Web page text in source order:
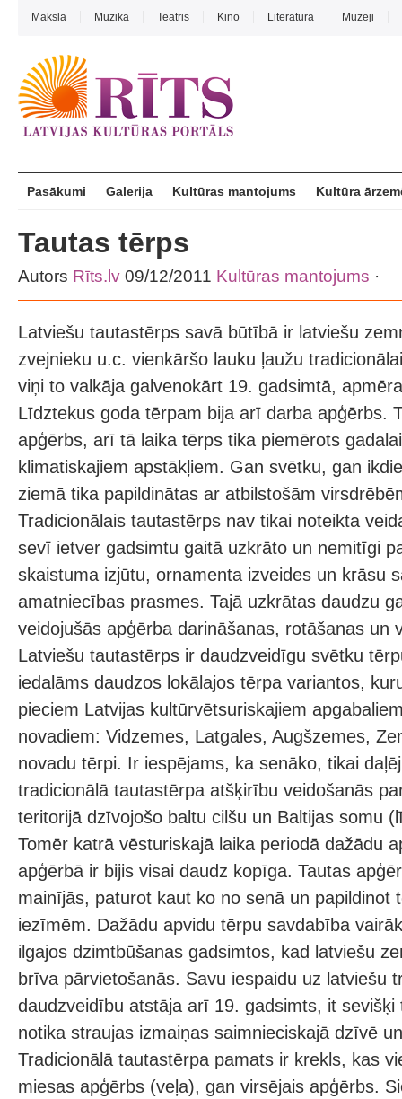
Māksla Mūzika Teātris Kino Literatūra Muzeji
Pasākumi Galerija Kultūras mantojums Kultūra
Tautas tērps
Autors Rīts.lv 09/12/2011 Kultūras mantojums ·
Latviešu tautastērps savā būtībā ir latviešu
zvejnieku u.c. vienkāršo lauku ļaužu
viņi to valkāja galvenokārt 19. gadsimtā,
Līdztekus goda tērpam bija arī darba apģērbs.
apģērbs, arī tā laika tērps tika piemērots
klimatiskajiem apstākļiem. Gan svētku, gan
ziemā tika papildinātas ar atbilstošām
Tradicionālais tautastērps nav tikai noteikta
sevī ietver gadsimtu gaitā uzkrāto un nemitīgi
skaistuma izjūtu, ornamenta izveides un krāsu
amatniecības prasmes. Tajā uzkrātas daudzu
veidojušās apģērba darināšanas, rotāšanas un
Latviešu tautastērps ir daudzveidīgu svētku
iedalāms daudzos lokālajos tērpa variantos,
pieciem Latvijas kultūrvētsuriskajiem
novadiem: Vidzemes, Latgales, Augšzemes,
novadu tērpi. Ir iespējams, ka senāko, tikai
tradicionālā tautastērpa atšķirību veidošanās
teritorijā dzīvojošo baltu cilšu un Baltijas somu
Tomēr katrā vēsturiskajā laika periodā dažādu
apģērbā ir bijis visai daudz kopīga. Tautas
mainījās, paturot kaut ko no senā un papildinot
iezīmēm. Dažādu apvidu tērpu savdabība
ilgajos dzimtbūšanas gadsimtos, kad latviešu
brīva pārvietošanās. Savu iespaidu uz latviešu
daudzveidību atstāja arī 19. gadsimts, it sevišķi
notika straujas izmaiņas saimnieciskajā dzīvē
Tradicionālā tautastērpa pamats ir krekls, kas
miesas apģērbs (veļa), gan virsējais apģērbs.